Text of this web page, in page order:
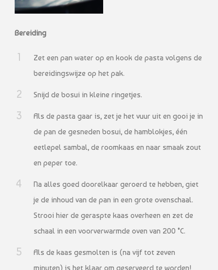
Bereiding
Zet een pan water op en kook de pasta volgens de
bereidingswijze op het pak.
Snijd de bosui in kleine ringetjes.
Als de pasta gaar is, zet je het vuur uit en gooi je in
de pan de gesneden bosui, de hamblokjes, één
eetlepel sambal, de roomkaas en naar smaak zout
en peper toe.
Na alles goed doorelkaar geroerd te hebben, giet
je de inhoud van de pan in een grote ovenschaal.
Strooi hier de geraspte kaas overheen en zet de
schaal in een voorverwarmde oven van 200 °C.
Als de kaas gesmolten is (na vijf tot zeven
minuten) is het klaar om geserveerd te worden!